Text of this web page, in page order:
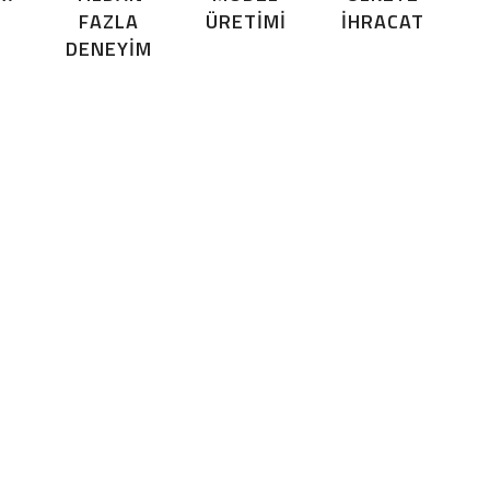
FAZLA
DENEYIM
ÜRETIMI
İHRACAT